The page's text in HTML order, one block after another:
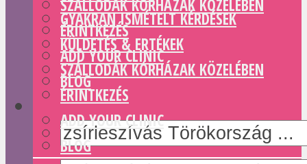
SZÁLLODÁK KÓRHÁZAK KÖZELÉBEN
ÉRINTKEZÉS
ADD YOUR CLINIC
BLOG
GYAKRAN ISMÉTELT KÉRDÉSEK
KÜLDETÉS & ERTÉKEK
SZÁLLODÁK KÓRHÁZAK KÖZELÉBEN
ÉRINTKEZÉS
ADD YOUR CLINIC
BLOG